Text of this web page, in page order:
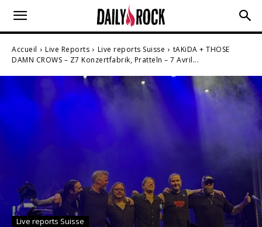
Accueil Live Reports Live reports Suisse
tAKiDA + THOSE
DAMN CROWS – Z7 Konzertfabrik, Pratteln – 7 Avril...
Live reports Suisse